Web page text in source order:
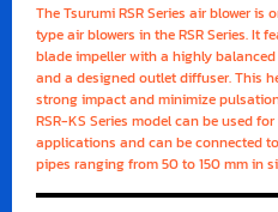
The Tsurumi RSR Series air blower is
type air blowers in the RSR Series. It
blade impeller with a highly
and a designed outlet diffuser. This
strong impact and minimize
RSR-KS Series model can be used
applications and can be connected
pipes ranging from 50 to 150 mm in